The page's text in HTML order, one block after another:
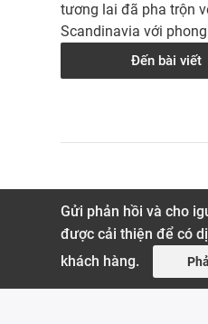
tương lai đã pha trộn
Scandinavia với
Đến bài viết
Gửi phản hồi và cho
được cải thiện để có
khách hàng.